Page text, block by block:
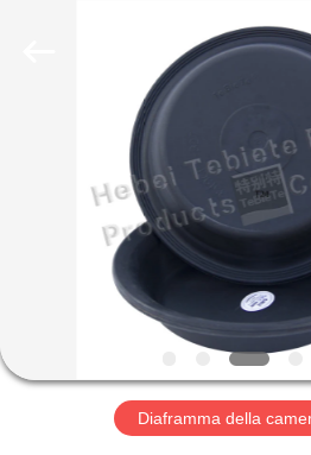
PRODOTTI
GIRO
Diaframma della